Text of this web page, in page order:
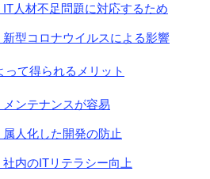
人材不足問題に対応するため
型コロナウイルスによる影響
て得られるメリット
ンテナンスが容易
人化した開発の防止
内のITリテラシー向上